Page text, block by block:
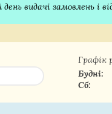
видачі замовлень і
Графік
Будні:
Сб: